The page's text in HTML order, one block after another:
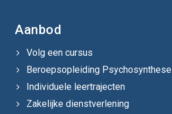
Aanbod
Volg een cursus
Beroepsopleiding Psychosynthese
Individuele leertrajecten
Zakelijke dienstverlening